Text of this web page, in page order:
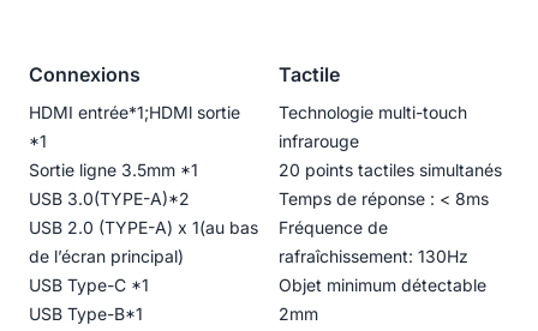
Connexions
HDMI entrée*1;HDMl sortie
*1
Sortie ligne 3.5mm *1
USB 3.0(TYPE-A)*2
USB 2.0 (TYPE-A) x 1(au bas
de l’écran principal)
USB Type-C *1
USB Type-B*1
Tactile
Technologie multi-touch
infrarouge
20 points tactiles simultanés
Temps de réponse : < 8ms
Fréquence de
rafraîchissement: 130Hz
Objet minimum détectable
2mm